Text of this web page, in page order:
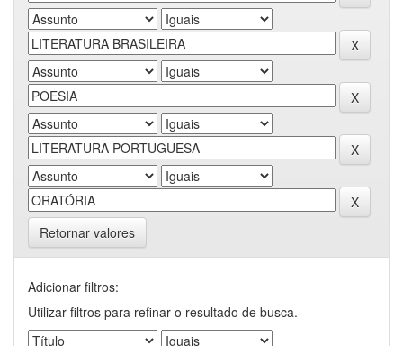
Retornar valores
Adicionar filtros:
Utilizar filtros para refinar o resultado de busca.